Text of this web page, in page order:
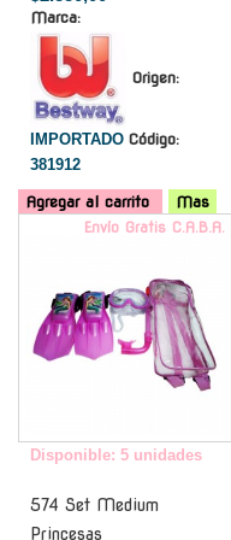
Marca:
Origen:
IMPORTADO Código:
381912
Agregar al carrito Mas
Envío Gratis C.A.B.A.
Disponible: 5 unidades
574 Set Medium
Princesas